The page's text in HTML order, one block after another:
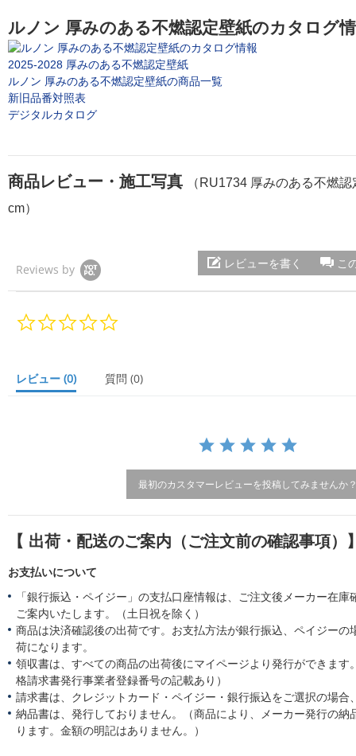
ルノン 厚みのある不燃認定壁紙のカタログ
2025-2028 厚みのある不燃認定壁紙
ルノン 厚みのある不燃認定壁紙の商品一覧
新旧品番対照表
デジタルカタログ
商品レビュー・施工写真
（RU1734 厚みのある不燃
cm）
Reviews by こ
レビューを書く
a
r
レビュー (0) 質問 (0)
最初のカスタマーレビューを投稿してみませんか
【 出荷・配送のご案内（ご注文前の確認事項）
お支払いについて
「銀行振込・ペイジー」の支払口座情報は、ご注文後メーカー在
ご案内いたします。（土日祝を除く）
商品は決済確認後の出荷です。お支払方法が銀行振込、ペイジーの
荷になります。
領収書は、すべての商品の出荷後にマイページより発行ができます
格請求書発行事業者登録番号の記載あり）
請求書は、クレジットカード・ペイジー・銀行振込をご選択の場合
納品書は、発行しておりません。（商品により、メーカー発行の納
ります。金額の明記はありません。）